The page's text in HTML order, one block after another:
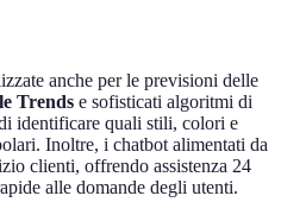
anche per le previsioni delle
Trends e sofisticati algoritmi di
identificare quali stili, colori e
Inoltre, i chatbot alimentati da
clienti, offrendo assistenza 24
alle domande degli utenti.